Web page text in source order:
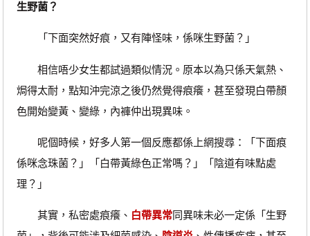
生野菌？
「下面突然好痕，又有陣怪味，係咪生野菌？」
相信唔少女生都試過類似情況。原本以為只係天氣熱、
焗得太耐，點知沖完涼之後仍然覺得痕癢，甚至發現白帶顏
色開始變黃、變綠，內褲仲出現異味。
呢個時候，好多人第一個反應都係上網搜尋：「下面痕
係咪念珠菌？」「白帶黃綠色正常嗎？」「陰道有味點處
理？」
其實，私密處痕癢、 白帶異常同異味未必一定係「生野